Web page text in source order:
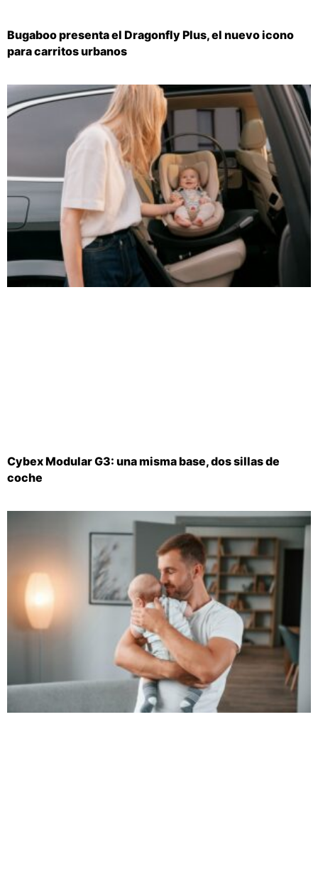
Bugaboo presenta el Dragonfly Plus, el nuevo icono
para carritos urbanos
Cybex Modular G3: una misma base, dos sillas de
coche